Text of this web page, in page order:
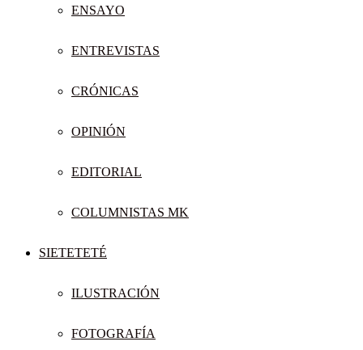
ENSAYO
ENTREVISTAS
CRÓNICAS
OPINIÓN
EDITORIAL
COLUMNISTAS MK
SIETETETÉ
ILUSTRACIÓN
FOTOGRAFÍA